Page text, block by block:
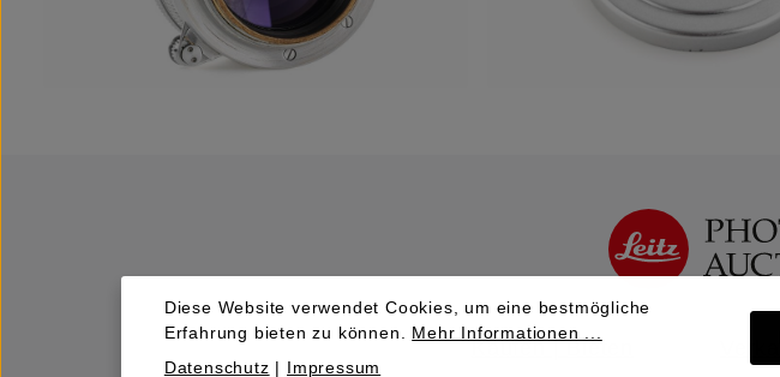
Kaufen | Bieten
Diese Website verwendet Cookies, um eine bestmögliche
Erfahrung bieten zu können. Mehr Informationen ...
Datenschutz | Impressum